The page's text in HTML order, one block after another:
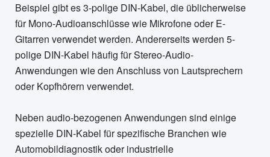
Beispiel gibt es 3-polige DIN-Kabel, die üblicherweise
für Mono-Audioanschlüsse wie Mikrofone oder E-
Gitarren verwendet werden. Andererseits werden 5-
polige DIN-Kabel häufig für Stereo-Audio-
Anwendungen wie den Anschluss von Lautsprechern
oder Kopfhörern verwendet.
Neben audio-bezogenen Anwendungen sind einige
spezielle DIN-Kabel für spezifische Branchen wie
Automobildiagnostik oder industrielle